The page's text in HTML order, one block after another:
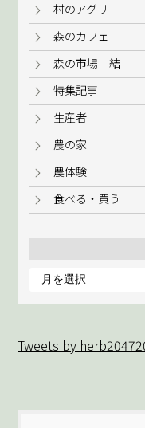
村のアグリ
森のカフェ
森の市場 結
特集記事
生産者
農の家
農体験
食べる・買う
ブ
Tweets by